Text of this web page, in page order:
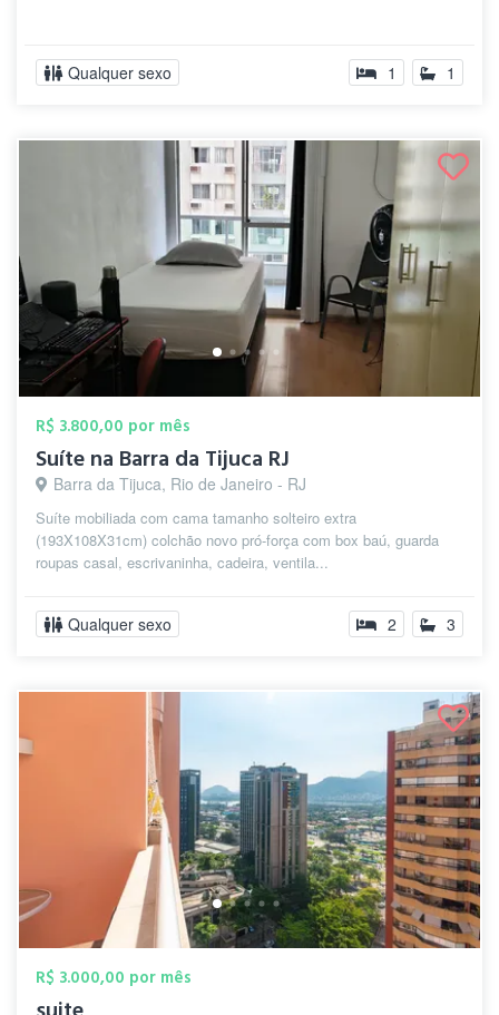
Qualquer sexo 1 1
R$ 3.800,00 por mês
Suíte na Barra da Tijuca RJ
Barra da Tijuca, Rio de Janeiro - RJ
Suíte mobiliada com cama tamanho solteiro extra
(193X108X31cm) colchão novo pró-força com box baú, guarda
roupas casal, escrivaninha, cadeira, ventila...
Qualquer sexo 2 3
R$ 3.000,00 por mês